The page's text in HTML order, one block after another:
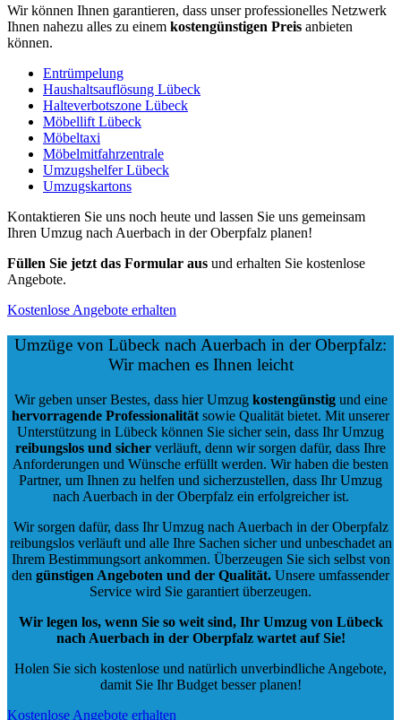
Wir können Ihnen garantieren, dass unser professionelles Netzwerk
Ihnen nahezu alles zu einem kostengünstigen Preis anbieten
können.
Entrümpelung
Haushaltsauflösung Lübeck
Halteverbotszone Lübeck
Möbellift Lübeck
Möbeltaxi
Möbelmitfahrzentrale
Umzugshelfer Lübeck
Umzugskartons
Kontaktieren Sie uns noch heute und lassen Sie uns gemeinsam
Ihren Umzug nach Auerbach in der Oberpfalz planen!
Füllen Sie jetzt das Formular aus und erhalten Sie kostenlose
Angebote.
Kostenlose Angebote erhalten
Umzüge von Lübeck nach Auerbach in der Oberpfalz:
Wir machen es Ihnen leicht
Wir geben unser Bestes, dass hier Umzug kostengünstigund eine
hervorragende Professionalität sowie Qualität bietet. Mit unserer
Unterstützung in Lübeck können Sie sicher sein, dass Ihr Umzug
reibungslos und sicher verläuft, denn wir sorgen dafür, dass Ihre
Anforderungen und Wünsche erfüllt werden. Wir haben die besten
Partner, um Ihnen zu helfen und sicherzustellen, dass Ihr Umzug
nach Auerbach in der Oberpfalz ein erfolgreicher ist.
Wir sorgen dafür, dass Ihr Umzug nach Auerbach in der Oberpfalz
reibungslos verläuft und alle Ihre Sachen sicher und unbeschadet an
Ihrem Bestimmungsort ankommen. Überzeugen Sie sich selbst von
den günstigen Angeboten und der Qualität. Unsere umfassender
Service wird Sie garantiert überzeugen.
Wir legen los, wenn Sie so weit sind, Ihr Umzug von Lübeck
nach Auerbach in der Oberpfalz wartet auf Sie!
Holen Sie sich kostenlose und natürlich unverbindliche Angebote,
damit Sie Ihr Budget besser planen!
Kostenlose Angebote erhalten